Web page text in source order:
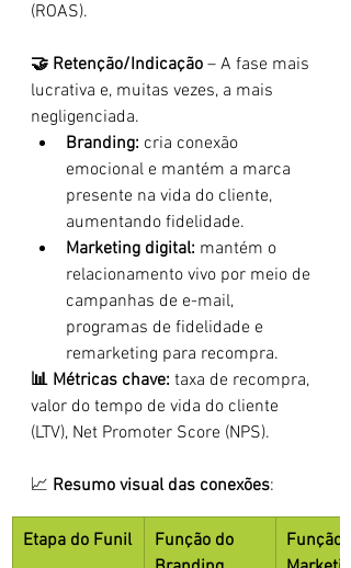
(ROAS).
🤝 Retenção/Indicação – A fase mais
lucrativa e, muitas vezes, a mais
negligenciada.
Branding: cria conexão
emocional e mantém a marca
presente na vida do cliente,
aumentando fidelidade.
Marketing digital: mantém o
relacionamento vivo por meio de
campanhas de e-mail,
programas de fidelidade e
remarketing para recompra.
📊 Métricas chave: taxa de recompra,
valor do tempo de vida do cliente
(LTV), Net Promoter Score (NPS).
📈 Resumo visual das conexões:
Etapa do Funil
Função do
Função